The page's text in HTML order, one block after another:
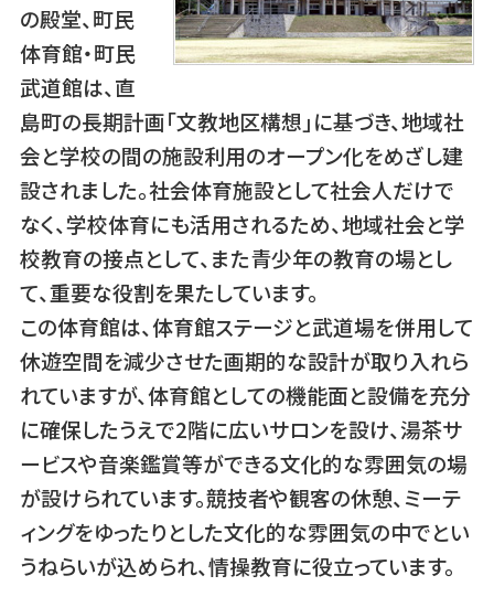
の殿堂、町民
体育館・町民
武道館は、直
島町の長期計画「文教地区構想」に基づき、地域社
会と学校の間の施設利用のオープン化をめざし建
設されました。社会体育施設として社会人だけで
なく、学校体育にも活用されるため、地域社会と学
校教育の接点として、また青少年の教育の場とし
て、重要な役割を果たしています。
この体育館は、体育館ステージと武道場を併用して
休遊空間を減少させた画期的な設計が取り入れら
れていますが、体育館としての機能面と設備を充分
に確保したうえで2階に広いサロンを設け、湯茶サ
ービスや音楽鑑賞等ができる文化的な雰囲気の場
が設けられています。競技者や観客の休憩、ミーテ
ィングをゆったりとした文化的な雰囲気の中でとい
うねらいが込められ、情操教育に役立っています。